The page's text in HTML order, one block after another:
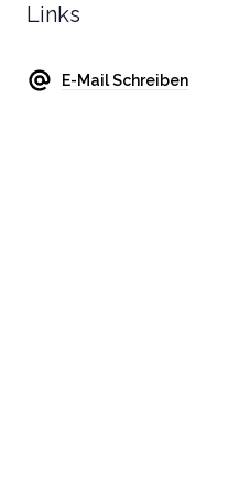
Links
E-Mail Schreiben